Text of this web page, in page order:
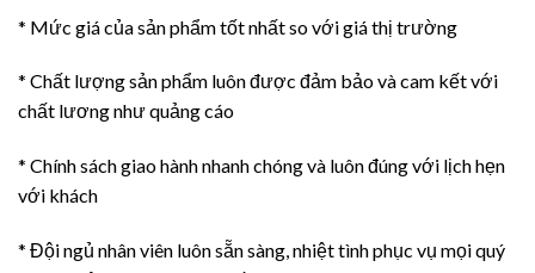
* Mức giá của sản phẩm tốt nhất so với giá thị trường
* Chất lượng sản phẩm luôn được đảm bảo và cam kết với
chất lương như quảng cáo
* Chính sách giao hành nhanh chóng và luôn đúng với lịch hẹn
với khách
* Đội ngủ nhân viên luôn sẵn sàng, nhiệt tình phục vụ mọi quý